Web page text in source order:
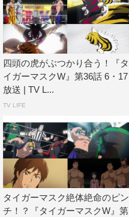
四頭の虎がぶつかり合う！『タ
イガーマスクW』第36話 6・17
放送 | TV L...
TV LIFE
タイガーマスク絶体絶命のピン
チ！？『タイガーマスクW』第